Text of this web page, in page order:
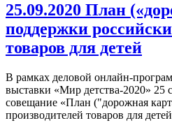
25.09.2020 План
поддержки
товаров для детей
В рамках деловой онлайн-
выставки «Мир детства-2020» 25
совещание «План ("дорожная
производителей товаров для